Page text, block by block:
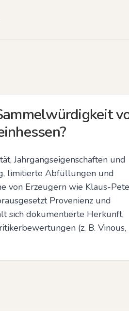
Jahrgangseigenschaften und
limitierte Abfüllungen und
von Erzeugern wie Klaus-
Provenienz und
sich dokumentierte Herkunft,
(z. B. Vinous,